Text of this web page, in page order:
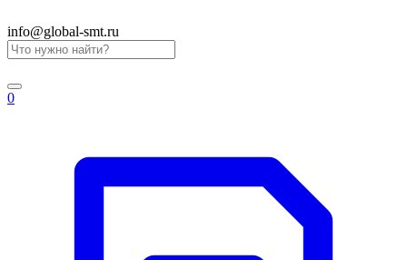
info@global-smt.ru
0